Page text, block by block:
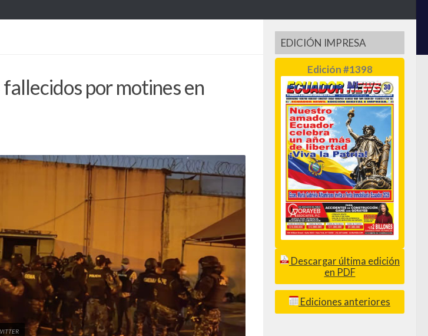
por motines en
EDICIÓN IMPRESA
Edición #1398
Descargar última edición
en PDF
Ediciones anteriores